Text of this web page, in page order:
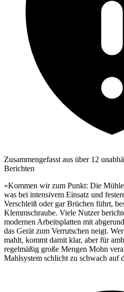
Zusammengefasst aus über 12
Berichten
«Kommen wir zum Punkt: Die
was bei intensivem Einsatz und
Verschleiß oder gar Brüchen führt,
Klemmschraube. Viele Nutzer
modernen Arbeitsplatten mit
das Gerät zum Verrutschen neigt.
mahlt, kommt damit klar, aber für
regelmäßig große Mengen Mohn
Mahlsystem schlicht zu schwach auf